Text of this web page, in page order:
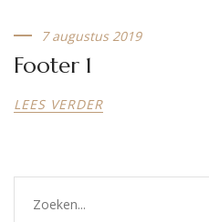
7 augustus 2019
Footer 1
LEES VERDER